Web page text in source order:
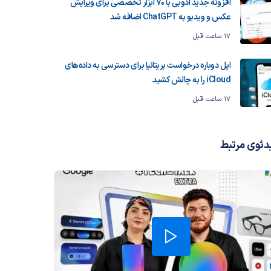
افزونه جدید ادوبی با ۷۰ ابزار تخصصی برای ویرایش
عکس و ویدیو به ChatGPT اضافه شد
17 ساعت قبل
اپل دوباره درخواست بریتانیا برای دسترسی به داده‌های
iCloud را به چالش کشید
17 ساعت قبل
مرتبط